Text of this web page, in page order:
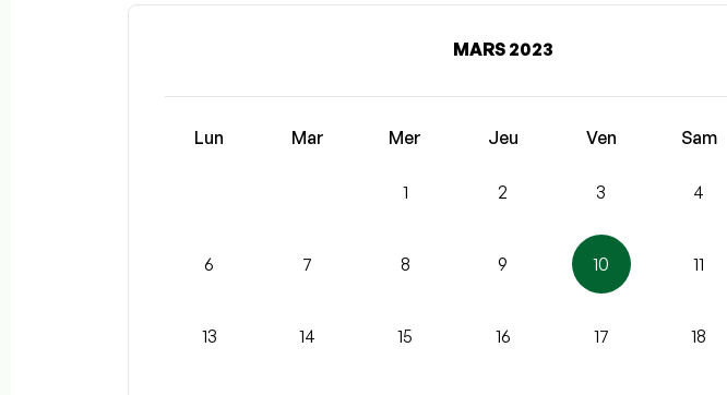
MARS 2023
Lun Mar Mer Jeu Ven Sam
1 2 3 4
6 7 8 9 10 11
13 14 15 16 17 18